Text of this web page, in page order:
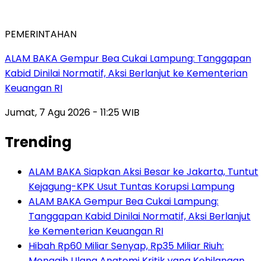
PEMERINTAHAN
ALAM BAKA Gempur Bea Cukai Lampung: Tanggapan
Kabid Dinilai Normatif, Aksi Berlanjut ke Kementerian
Keuangan RI
Jumat, 7 Agu 2026 - 11:25 WIB
Trending
ALAM BAKA Siapkan Aksi Besar ke Jakarta, Tuntut
Kejagung-KPK Usut Tuntas Korupsi Lampung
ALAM BAKA Gempur Bea Cukai Lampung:
Tanggapan Kabid Dinilai Normatif, Aksi Berlanjut
ke Kementerian Keuangan RI
Hibah Rp60 Miliar Senyap, Rp35 Miliar Riuh: